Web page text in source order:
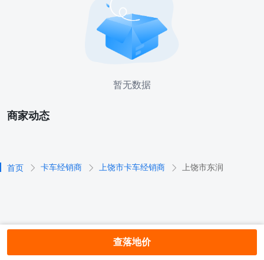
暂无数据
商家动态
首页 卡车经销商 上饶市卡车经销商 上饶市东润
查落地价